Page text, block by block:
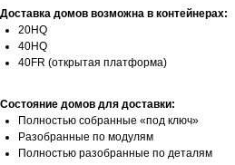
Доставка домов возможна в контейнерах:
20HQ
40HQ
40FR (открытая платформа)
Состояние домов для доставки:
Полностью собранные «под ключ»
Разобранные по модулям
Полностью разобранные по деталям